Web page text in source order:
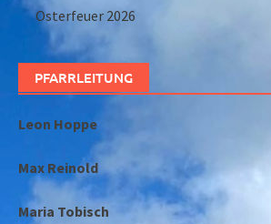
Osterfeuer 2026
PFARRLEITUNG
Leon Hoppe
Max Reinold
Maria Tobisch